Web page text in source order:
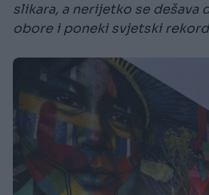
slikara, a nerijetko se dešava
obore i poneki svjetski